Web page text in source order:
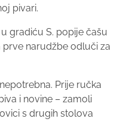
pivari.
gradiću S. popije čašu
prve narudžbe odluči za
Prije ručka
i novine – zamoli
s drugih stolova